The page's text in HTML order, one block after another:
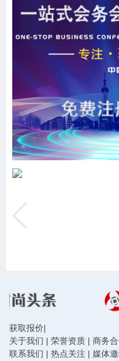
获取报价|
关于我们 | 荣誉资质 | 商务
联系我们 | 热点关注 | 媒体